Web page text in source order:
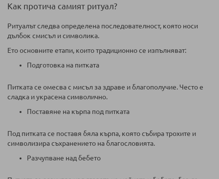
Как протича самият ритуал?
Ритуалът следва определена последователност, която носи
дълбок смисъл и символика.
Ето основните етапи, които традиционно се изпълняват:
Подготовка на питката
Питката се омесва с мисъл за здраве и благополучие. Често е
сладка и украсена символично.
Поставяне на кърпа под питката
Под питката се поставя бяла кърпа, която събира трохите и
символизира съхранението на благословията.
Разчупване над бебето